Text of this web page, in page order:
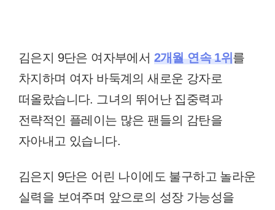
김은지 9단은 여자부에서 2개월 연속 1위를
차지하며 여자 바둑계의 새로운 강자로
떠올랐습니다. 그녀의 뛰어난 집중력과
전략적인 플레이는 많은 팬들의 감탄을
자아내고 있습니다.
김은지 9단은 어린 나이에도 불구하고 놀라운
실력을 보여주며 앞으로의 성장 가능성을